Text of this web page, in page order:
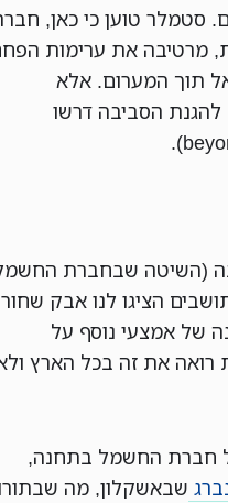
סטמלר טוען כי כאן,
מרטיבה את ערימות
תוך המערום. אלא
הסביבה דרשו
(השיטה שבחברת
הציגו לנו אבק שחור
של אמצעי נוסף על
רואה את זה בכל הארץ
חברת החשמל בתחנה,
שבאשקלון, מה